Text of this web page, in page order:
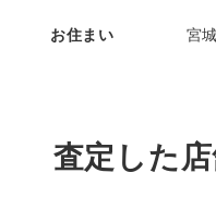
お住まい 宮
査定した